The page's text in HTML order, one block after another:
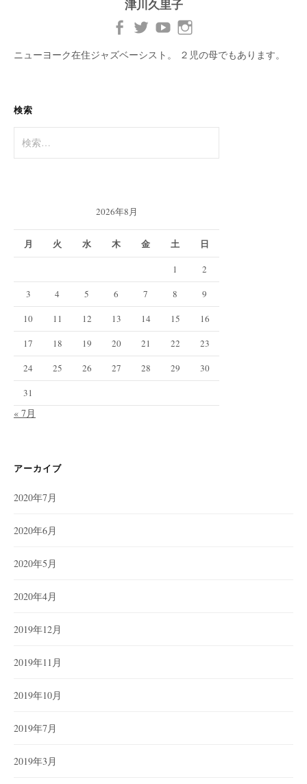
津川久里子
ニューヨーク在住ジャズベーシスト。 ２児の母でもあります。
検索
索:
2026年8月
月 火 水 木 金 土 日
1
2
3
4 5 6 7 8
9
10
11 12 13 14 15
16
17
18 19 20 21 22
23
24
25 26 27 28 29
30
31
« 7月
アーカイブ
2020年7月
2020年6月
2020年5月
2020年4月
2019年12月
2019年11月
2019年10月
2019年7月
2019年3月